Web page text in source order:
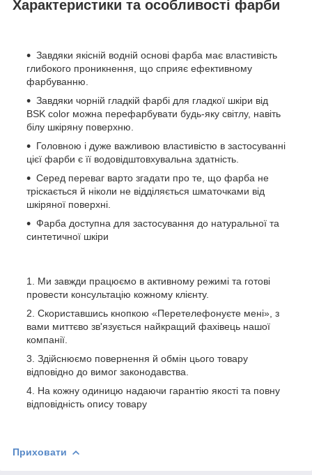
Характеристики та особливості фарби
Завдяки якісній водній основі фарба має властивість
глибокого проникнення, що сприяє ефективному
фарбуванню.
Завдяки чорній гладкій фарбі для гладкої шкіри від
BSK color можна перефарбувати будь-яку світлу, навіть
білу шкіряну поверхню.
Головною і дуже важливою властивістю в застосуванні
цієї фарби є її водовідштовхувальна здатність.
Серед переваг варто згадати про те, що фарба не
тріскається й ніколи не відділяється шматочками від
шкіряної поверхні.
Фарба доступна для застосування до натуральної та
синтетичної шкіри
Ми завжди працюємо в активному режимі та готові
провести консультацію кожному клієнту.
Скориставшись кнопкою «Перетелефонуєте мені», з
вами миттєво зв'язується найкращий фахівець нашої
компанії.
Здійснюємо повернення й обмін цього товару
відповідно до вимог законодавства.
На кожну одиницю надаючи гарантію якості та повну
відповідність опису товару
Приховати